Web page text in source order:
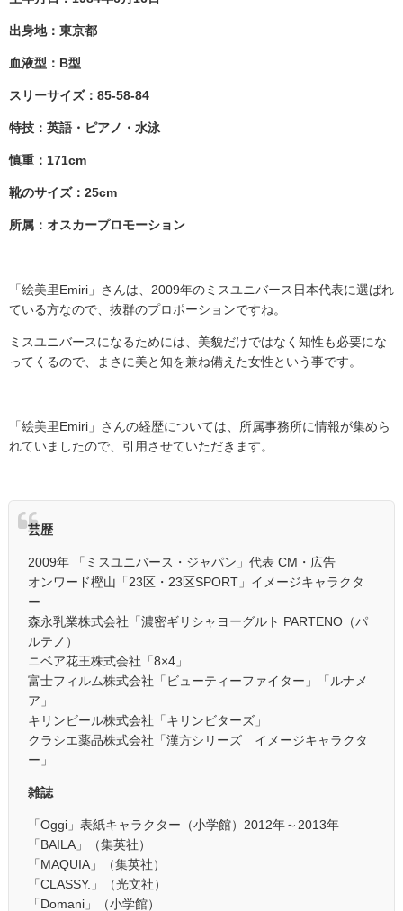
出身地：東京都
血液型：B型
スリーサイズ：85-58-84
特技：英語・ピアノ・水泳
慎重：171cm
靴のサイズ：25cm
所属：オスカープロモーション
「絵美里 Emiri 」さんは、 2009年のミスユニバース日本代表に選ばれ
ている方なので、抜群のプロポーションですね。
ミスユニバースになるためには、美貌だけではなく知性も必要にな
ってくるので、まさに美と知を兼ね備えた女性という事です。
「絵美里 Emiri 」さんの経歴については、所属事務所に情報が集めら
れていましたので、引用させていただきます。
芸歴
2009年 「ミスユニバース・ジャパン」代表 CM・広告
オンワード樫山「23区・23区SPORT」イメージキャラクタ
ー
森永乳業株式会社「濃密ギリシャヨーグルト PARTENO（パ
ルテノ）
ニベア花王株式会社「8×4」
富士フィルム株式会社「ビューティーファイター」「ルナメ
ア」
キリンビール株式会社「キリンビターズ」
クラシエ薬品株式会社「漢方シリーズ イメージキャラクタ
ー」
雑誌
「Oggi」表紙キャラクター（小学館）2012年～2013年
「BAILA」（集英社）
「MAQUIA」（集英社）
「CLASSY.」（光文社）
「Domani」（小学館）